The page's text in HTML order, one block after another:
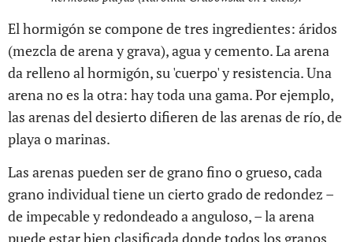
El hormigón se compone de tres ingredientes: áridos
(mezcla de arena y grava), agua y cemento. La arena
da relleno al hormigón, su 'cuerpo' y resistencia. Una
arena no es la otra: hay toda una gama. Por ejemplo,
las arenas del desierto difieren de las arenas de río, de
playa o marinas.
Las arenas pueden ser de grano fino o grueso, cada
grano individual tiene un cierto grado de redondez –
de impecable y redondeado a anguloso, – la arena
puede estar bien clasificada donde todos los granos